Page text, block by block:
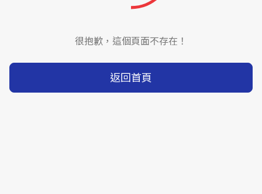
很抱歉，這個頁面不存在！
返回首頁